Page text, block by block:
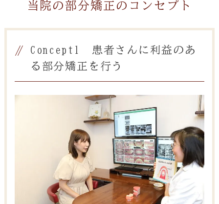
当院の部分矯正のコンセプト
Concept1 患者さんに利益のあ
る部分矯正を行う